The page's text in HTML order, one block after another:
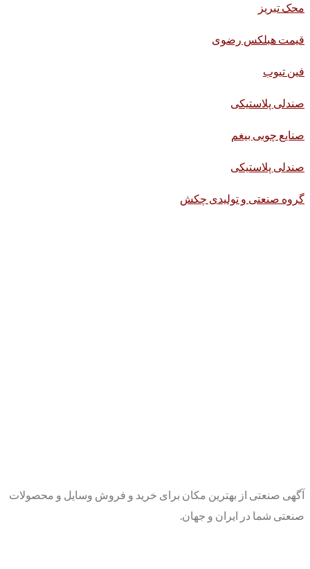
محک تبریز
قیمت هبلکس رضوی
فین تیوب
صندلی پلاستیکی
صنایع چوبی بیغم
صندلی پلاستیکی
گروه صنعتی و تولیدی چکش
آگهی صنعتی از بهترین مکان برای خرید و فروش وسایل و محصولات
صنعتی شما در ایران و جهان.